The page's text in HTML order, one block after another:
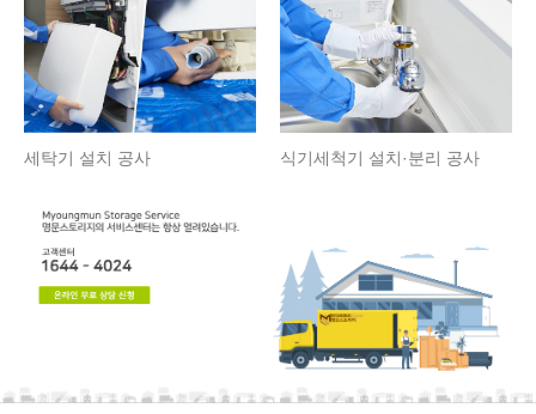
세탁기 설치 공사 식기세척기 설치·분리 공사